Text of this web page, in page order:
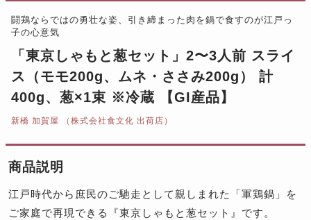
闘鶏ならではの勇壮な姿、引き締まった肉を鍋で食すのが江戸っ
子の心意気
「東京しゃもと葱セット」2〜3人前 スライ
ス（モモ200g、ムネ・ささみ200g） 計
400g、葱×1束 ※冷蔵 【GI産品】
新橋 加賀屋 （株式会社食文化 出荷店）
商品説明
江戸時代から庶民のご馳走として親しまれた「軍鶏鍋」を
ご家庭で再現できる『東京しゃもと葱セット』です。